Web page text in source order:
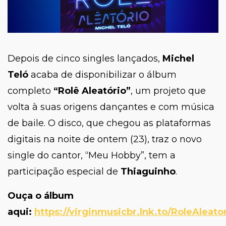
Depois de cinco singles lançados, Michel
Teló acaba de disponibilizar o álbum
completo “Rolê Aleatório”, um projeto que
volta à suas origens dançantes e com música
de baile. O disco, que chegou as plataformas
digitais na noite de ontem (23), traz o novo
single do cantor, “Meu Hobby”, tem a
participação especial de Thiaguinho.
Ouça o álbum
aqui: https://virginmusicbr.lnk.to/